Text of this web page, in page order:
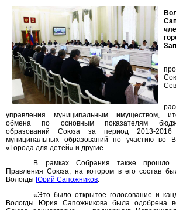
управления муниципальным имуществом,
обмена по основным показателям
образований Союза за период 2013-
муниципальных образований по участию во
«Города для детей» и другие.
В рамках Собрания также прошло
Правления Союза, на котором в его состав
Вологды Юрий Сапожников.
«Это было открытое голосование и
Вологды Юрия Сапожникова была одобрена